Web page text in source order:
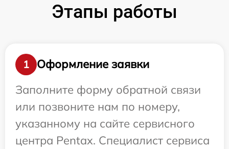
Этапы работы
1
Оформление заявки
Заполните форму обратной связи
или позвоните нам по номеру,
указанному на сайте сервисного
центра Pentax. Специалист сервиса